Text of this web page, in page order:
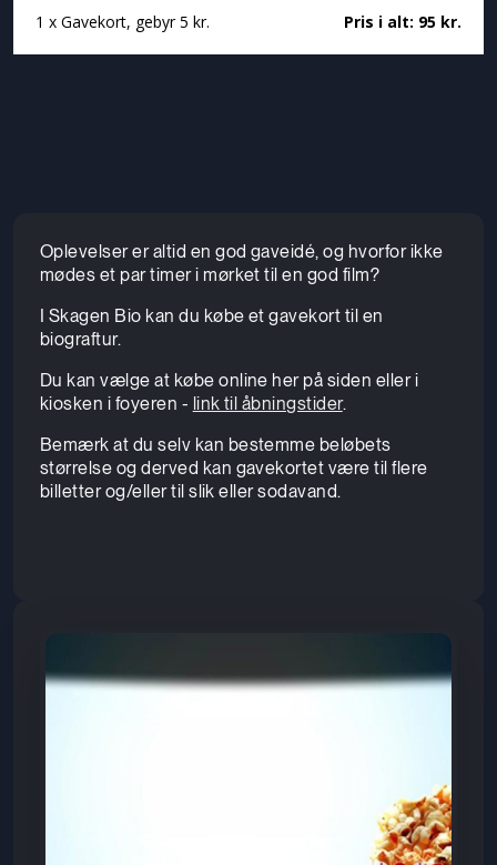
Oplevelser er altid en god gaveidé, og hvorfor ikke
mødes et par timer i mørket til en god film?
I Skagen Bio kan du købe et gavekort til en
biograftur.
Du kan vælge at købe online her på siden eller i
kiosken i foyeren - link til åbningstider.
Bemærk at du selv kan bestemme beløbets
størrelse og derved kan gavekortet være til flere
billetter og/eller til slik eller sodavand.